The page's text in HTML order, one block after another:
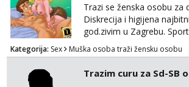
Trazi se ženska osobu za
Diskrecija i higijena
god.zivim u Zagrebu.
kondicije 🤣 Za sve
mail I molim samo
😉!! I molim takoder da se
Pozdrav
Kategorija: Sex Muška osoba traži žensku osobu
Trazim curu za Sd-SB